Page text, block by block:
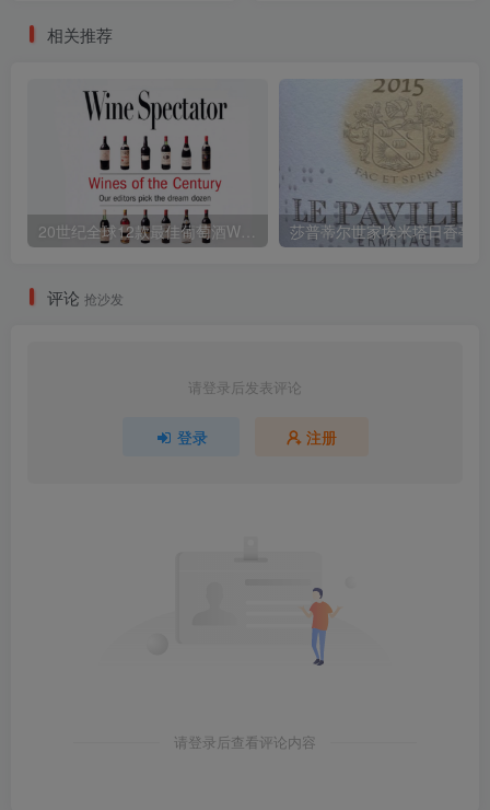
相关推荐
评论 抢沙发
请登录后发表评论
登录 注册
请登录后查看评论内容